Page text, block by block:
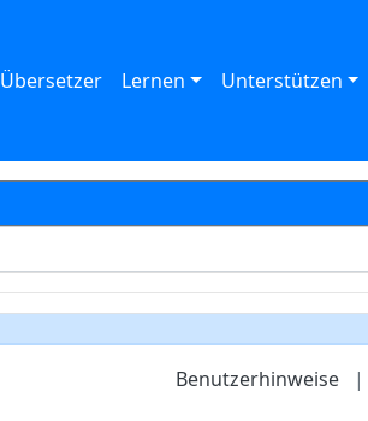
Übersetzer Lernen Unterstützen
Benutzerhinweise |